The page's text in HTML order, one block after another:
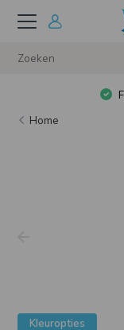
Home
Kleuropties